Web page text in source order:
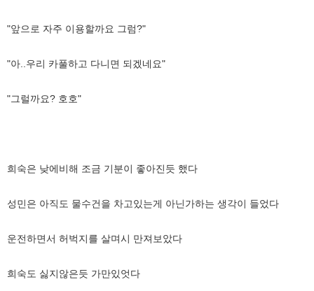
"앞으로 자주 이용할까요 그럼?"
"아..우리 카풀하고 다니면 되겠네요"
"그럴까요? 호호"
희숙은 낮에비해 조금 기분이 좋아진듯 했다
성민은 아직도 물수건을 차고있는게 아닌가하는 생각이 들었다
운전하면서 허벅지를 살며시 만져보았다
희숙도 싫지않은듯 가만있엇다